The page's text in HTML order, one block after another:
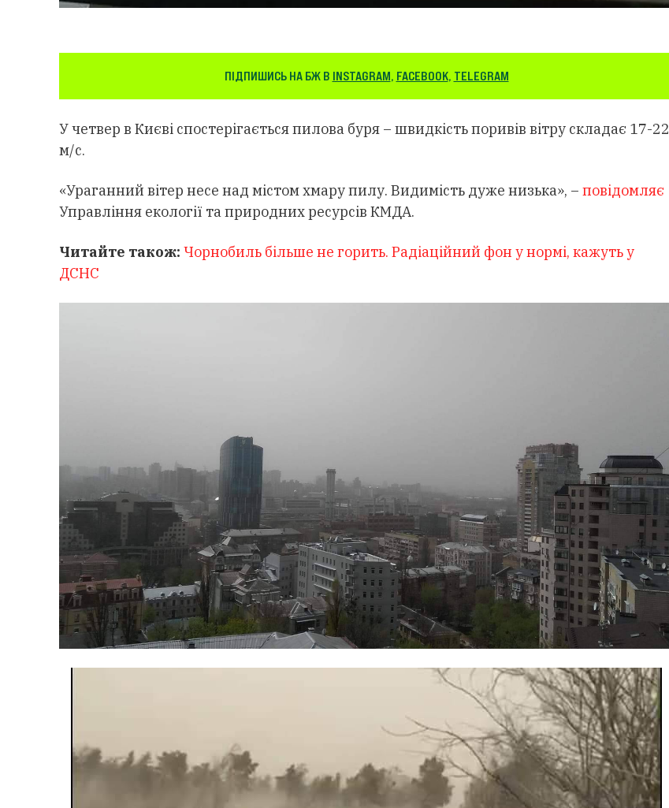
ПІДПИШИСЬ НА БЖ В INSTAGRAM, FACEBOOK, TELEGRAM
У четвер в Києві спостерігається пилова буря – швидкість поривів вітру складає 17-22
м/с.
«Ураганний вітер несе над містом хмару пилу. Видимість дуже низька», – повідомляє
Управління екології та природних ресурсів КМДА.
Читайте також: Чорнобиль більше не горить. Радіаційний фон у нормі, кажуть у
ДСНС